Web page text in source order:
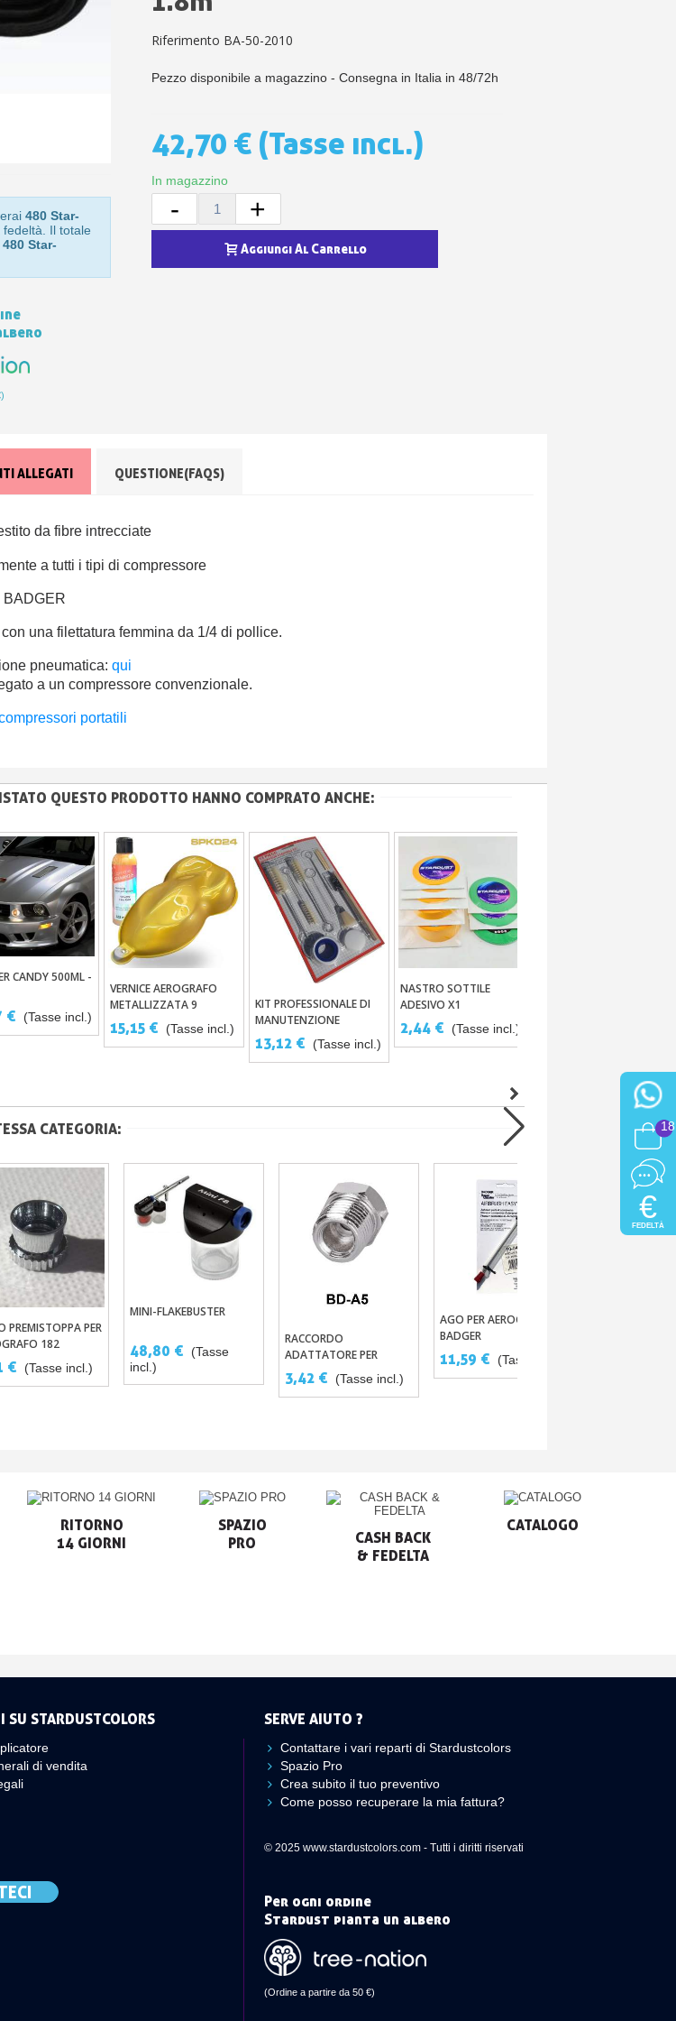
480 Star-
Il totale
480 Star-
Riferimento BA-50-2010
Pezzo disponibile a magazzino - Consegna in Italia in 48/72h
42,70 € (Tasse incl.)
In magazzino
- +
Aggiungi Al Carrello
ALLEGATI QUESTIONE(FAQS)
da fibre intrecciate
a tutti i tipi di compressore
BADGER
una filettatura femmina da 1/4 di pollice.
pneumatica:qui
a un compressore convenzionale.
portatili
QUESTO PRODOTTO HANNO COMPRATO ANCHE:
Al Carrello
CANDY 500ML -
€ (Tasse incl.)
Aggiungi Al Carrello
VERNICE AEROGRAFO
METALLIZZATA 9
COLORI 125ML -
FORMULA ULTRAFINE IN
15,15 € (Tasse incl.)
Aggiungi Al Carrello
KIT PROFESSIONALE DI
MANUTENZIONE
PISTOLA A SPRUZZO
13,12 € (Tasse incl.)
Aggiungi Al Carrello
NASTRO SOTTILE
ADESIVO X1
2,44 € (Tasse incl.)
CATEGORIA:
Aggiungi Al Carrello
PREMISTOPPA PER
182
€ (Tasse incl.)
Aggiungi Al Carrello
MINI-FLAKEBUSTER
48,80 €
(Tasse
incl.)
Aggiungi Al Carrello
RACCORDO
ADATTATORE PER
FILETTATURA DA 1/4"
VERSO 1/8"
3,42 € (Tasse incl.)
Aggiungi Al Carrello
AGO PER AEROGRAFO
BADGER
11,59 € (Tasse incl.)
RITORNO
14 GIORNI
SPAZIO
PRO
CASH BACK
& FEDELTA
CATALOGO
STARDUSTCOLORS
di vendita
SERVE AIUTO ?
Contattare i vari reparti di Stardustcolors
Spazio Pro
Crea subito il tuo preventivo
Come posso recuperare la mia fattura?
© 2025 www.stardustcolors.com - Tutti i diritti riservati
Per ogni ordine
Stardust pianta un albero
(Ordine a partire da 50 €)
18
€
FEDELTÀ